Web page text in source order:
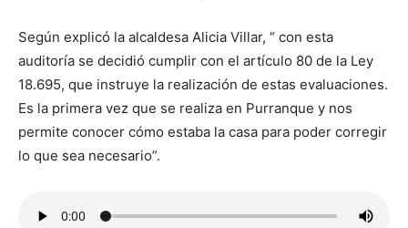
Según explicó la alcaldesa Alicia Villar, “ con esta
auditoría se decidió cumplir con el artículo 80 de la Ley
18.695, que instruye la realización de estas evaluaciones.
Es la primera vez que se realiza en Purranque y nos
permite conocer cómo estaba la casa para poder corregir
lo que sea necesario”.